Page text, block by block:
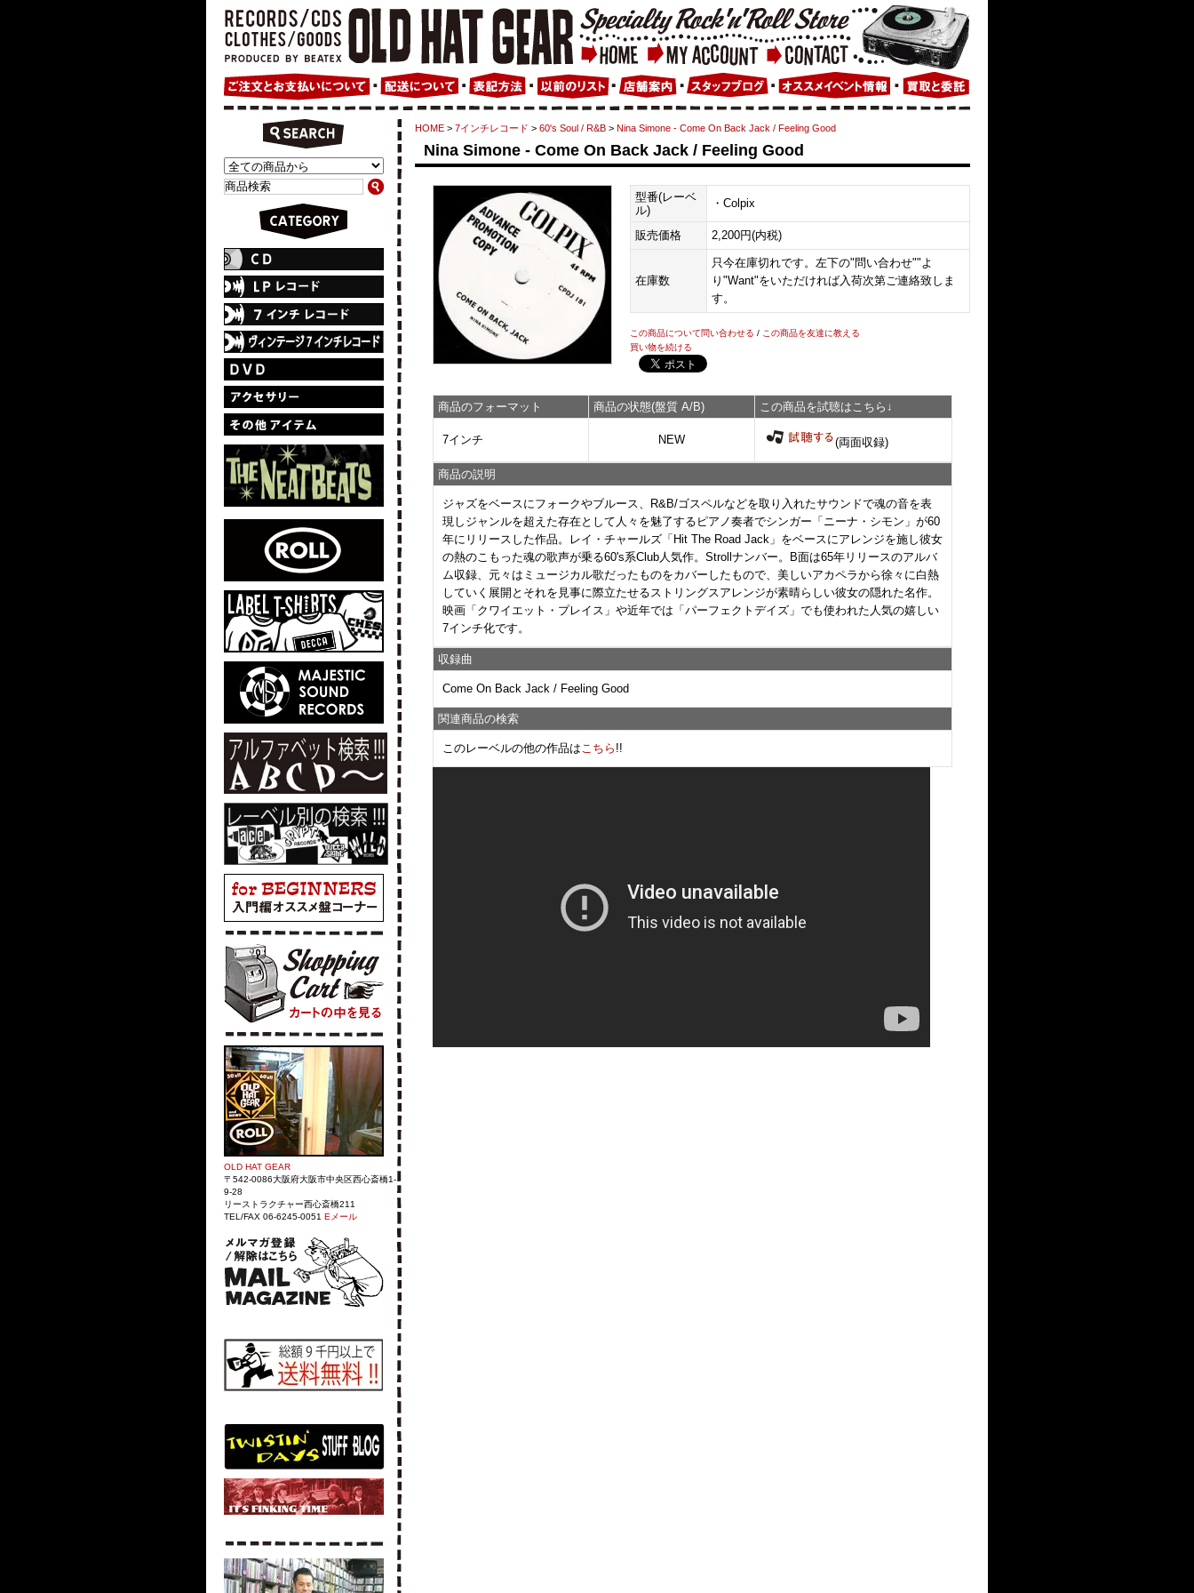
OLD HAT GEAR
〒542-0086大阪府大阪市中央区西心斎橋1-
9-28
リーストラクチャー西心斎橋211
TEL/FAX 06-6245-0051 Eメール
HOME > 7インチレコード > 60's Soul / R&B > Nina Simone - Come On Back Jack / Feeling Good
Nina Simone - Come On Back Jack / Feeling Good
型番(レーベ
ル)
・Colpix
販売価格 2,200円(内税)
在庫数
只今在庫切れです。左下の"問い合わせ""よ
り"Want"をいただければ入荷次第ご連絡致しま
す。
この商品について問い合わせる / この商品を友達に教える
買い物を続ける
商品のフォーマット 商品の状態(盤質 A/B) この商品を試聴はこちら↓
7インチ NEW (両面収録)
商品の説明
ジャズをベースにフォークやブルース、R&B/ゴスペルなどを取り入れたサウンドで魂の音を表
現しジャンルを超えた存在として人々を魅了するピアノ奏者でシンガー「ニーナ・シモン」が60
年にリリースした作品。レイ・チャールズ「Hit The Road Jack」をベースにアレンジを施し彼女
の熱のこもった魂の歌声が乗る60's系Club人気作。Strollナンバー。B面は65年リリースのアルバ
ム収録、元々はミュージカル歌だったものをカバーしたもので、美しいアカペラから徐々に白熱
していく展開とそれを見事に際立たせるストリングスアレンジが素晴らしい彼女の隠れた名作。
映画「クワイエット・プレイス」や近年では「パーフェクトデイズ」でも使われた人気の嬉しい
7インチ化です。
収録曲
Come On Back Jack / Feeling Good
関連商品の検索
このレーベルの他の作品はこちら !!